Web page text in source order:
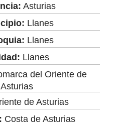
Asturias
Llanes
Llanes
Llanes
del Oriente de
Asturias
de Asturias
Costa de Asturias